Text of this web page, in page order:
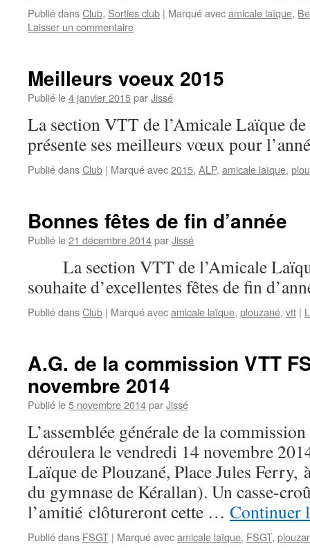
Publié dansClub, Sorties club | Marqué avecamicale laïque,
Laisser un commentaire
Meilleurs voeux 2015
Publié le4 janvier 2015parJissé
La section VTT de l’Amicale Laïque
présente ses meilleurs vœux pour
Publié dansClub | Marqué avec2015, ALP, amicale laïque,
Bonnes fêtes de fin d’année
Publié le21 décembre 2014parJissé
La section VTT de l’Amicale
souhaite d’excellentes fêtes de fin
Publié dansClub | Marqué avecamicale laïque, plouzané, vtt |
A.G. de la commission VTT
novembre 2014
Publié le5 novembre 2014parJissé
L’assemblée générale de la
déroulera le vendredi 14 novembre
Laïque de Plouzané, Place Jules Ferry,
du gymnase de Kérallan). Un casse-
l’amitié clôtureront cette … Continuer
Publié dans FSGT | Marqué avecamicale laïque, FSGT,